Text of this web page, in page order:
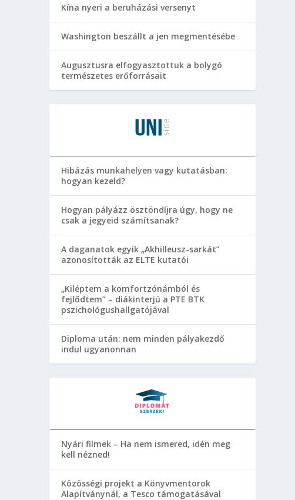
Kína nyeri a beruházási versenyt
Washington beszállt a jen megmentésébe
Augusztusra elfogyasztottuk a bolygó
természetes erőforrásait
Hibázás munkahelyen vagy kutatásban:
hogyan kezeld?
Hogyan pályázz ösztöndíjra úgy, hogy ne
csak a jegyeid számítsanak?
A daganatok egyik „Akhilleusz-sarkát”
azonosították az ELTE kutatói
„Kiléptem a komfortzónámból és
fejlődtem” – diákinterjú a PTE BTK
pszichológushallgatójával
Diploma után: nem minden pályakezdő
indul ugyanonnan
Nyári filmek – Ha nem ismered, idén meg
kell nézned!
Közösségi projekt a Könyvmentorok
Alapítványnál, a Tesco támogatásával